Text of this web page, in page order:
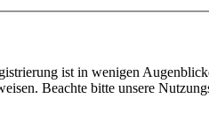
ist in wenigen
Beachte bitte unsere